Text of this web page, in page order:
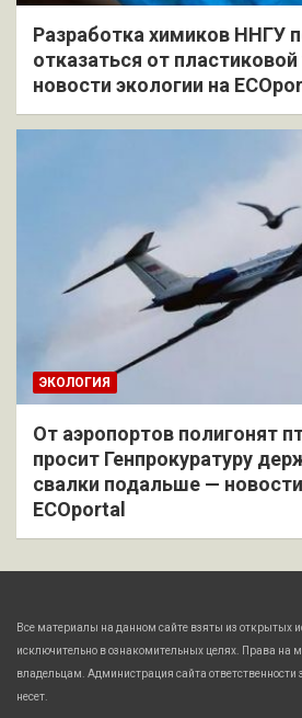
Разработка химиков ННГУ
отказаться от
новости экологии на
ЭКОЛОГИЯ
От аэропортов полигонят
просит Генпрокуратуру
свалки подальше —
ECOportal
Все материалы на данном сайте взяты из открытых
исключительно в ознакомительных целях. Права на
владельцам. Администрация сайта ответственности
несет.